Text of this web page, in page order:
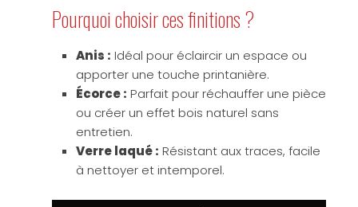
Pourquoi choisir ces finitions ?
Anis : Idéal pour éclaircir un espace ou
apporter une touche printanière.
Écorce : Parfait pour réchauffer une pièce
ou créer un effet bois naturel sans
entretien.
Verre laqué : Résistant aux traces, facile
à nettoyer et intemporel.